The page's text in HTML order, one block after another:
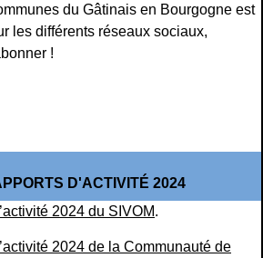
du Gâtinais en Bourgogne est
les différents réseaux sociaux,
!
D'ACTIVITÉ 2024
2024 du SIVOM.
2024 de la Communauté de